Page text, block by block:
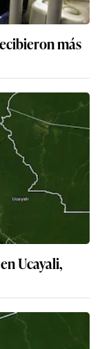
más
Ucayali,